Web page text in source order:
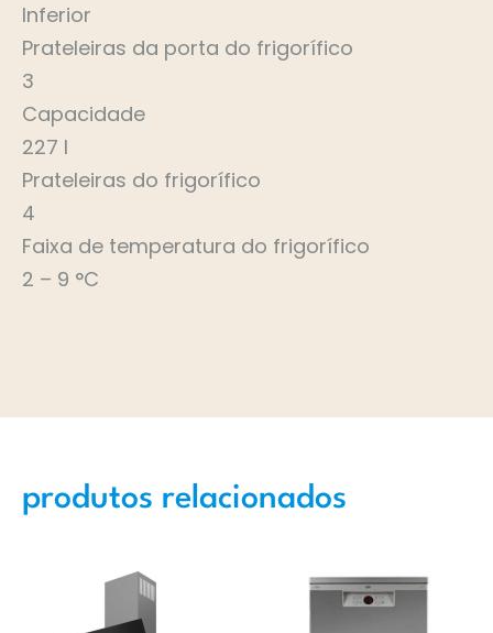
Inferior
Prateleiras da porta do frigorífico
3
Capacidade
227 l
Prateleiras do frigorífico
4
Faixa de temperatura do frigorífico
2 – 9 °C
produtos relacionados